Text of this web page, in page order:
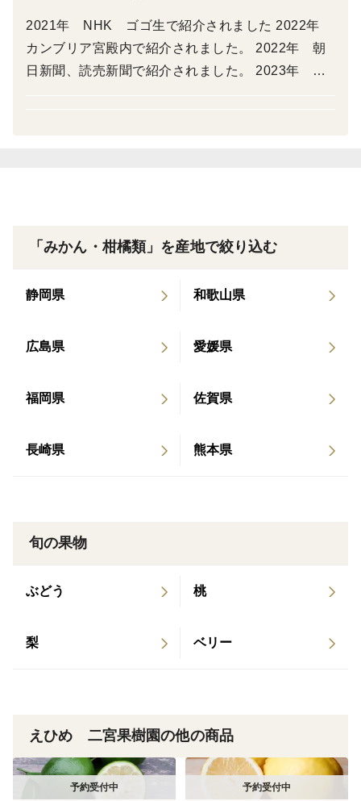
が、中身の品質には影響ありません。
プリプリの果肉、たくさんのジューシーな果汁、黄色
い美しい果肉で外側の見た目とは全然違う果肉にびっく
程よい酸味と果汁が特徴です。サイズは不揃いなのでサ
ありません
響ありません
産地の特徴
宇和海に面しており、南向きの園地が広がり潮風と豊
保存方法など
到着しましたら風通しのいい冷暗所で保存ください
可能であれば冷蔵庫で保存ください
2021年 NHK ゴゴ生で紹介されました 2022年
カンブリア宮殿内で紹介されました。 2022年 朝
日新聞、読売新聞で紹介されました。 2023年 NH
「みかん・柑橘類」を産地で絞り込む
静岡県 和歌山県
広島県 愛媛県
福岡県 佐賀県
長崎県 熊本県
旬の果物
ぶどう 桃
梨 ベリー
えひめ 二宮果樹園の他の商品